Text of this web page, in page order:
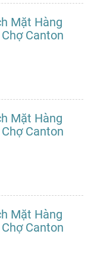
Mặt Hàng
Canton
Mặt Hàng
Canton
Mặt Hàng
Canton